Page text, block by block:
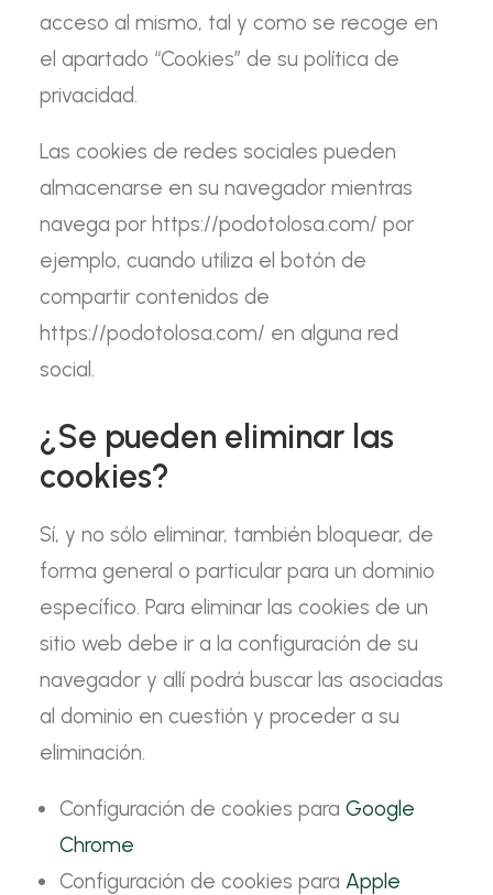
acceso al mismo, tal y como se recoge en
el apartado “Cookies” de su política de
privacidad.
Las cookies de redes sociales pueden
almacenarse en su navegador mientras
navega por https://podotolosa.com/ por
ejemplo, cuando utiliza el botón de
compartir contenidos de
https://podotolosa.com/ en alguna red
social.
¿Se pueden eliminar las
cookies?
Sí, y no sólo eliminar, también bloquear, de
forma general o particular para un dominio
específico. Para eliminar las cookies de un
sitio web debe ir a la configuración de su
navegador y allí podrá buscar las asociadas
al dominio en cuestión y proceder a su
eliminación.
Configuración de cookies para Google
Chrome
Configuración de cookies para Apple